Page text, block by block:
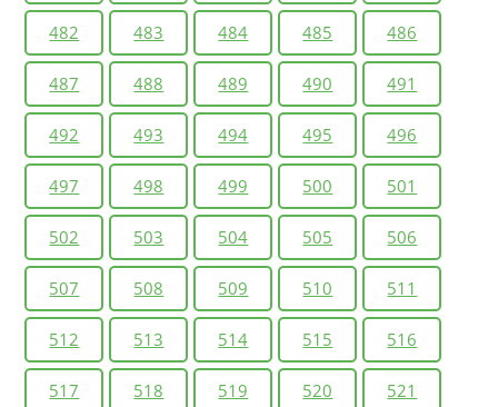
482 483 484 485 486
487 488 489 490 491
492 493 494 495 496
497 498 499 500 501
502 503 504 505 506
507 508 509 510 511
512 513 514 515 516
517 518 519 520 521